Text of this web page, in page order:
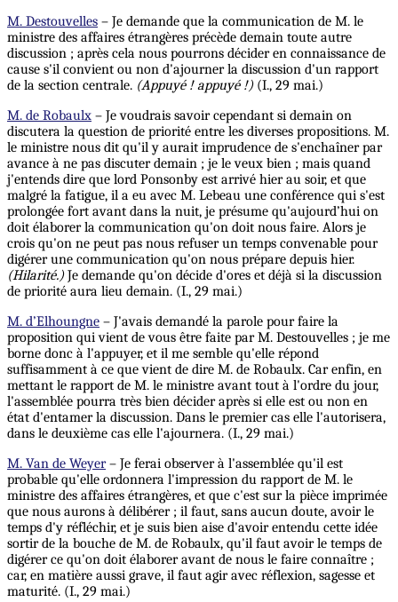
M. Destouvelles – Je demande que la communication de M. le
ministre des affaires étrangères précède demain toute autre
discussion ; après cela nous pourrons décider en connaissance de
cause s'il convient ou non d'ajourner la discussion d'un rapport
de la section centrale. (Appuyé ! appuyé !)(I., 29 mai.)
M. de Robaulx – Je voudrais savoir cependant si demain on
discutera la question de priorité entre les diverses propositions. M.
le ministre nous dit qu'il y aurait imprudence de s'enchaîner par
avance à ne pas discuter demain ; je le veux bien ; mais quand
j'entends dire que lord Ponsonby est arrivé hier au soir, et que
malgré la fatigue, il a eu avec M. Lebeau une conférence qui s'est
prolongée fort avant dans la nuit, je présume qu'aujourd’hui on
doit élaborer la communication qu'on doit nous faire. Alors je
crois qu'on ne peut pas nous refuser un temps convenable pour
digérer une communication qu'on nous prépare depuis hier.
(Hilarité.)Je demande qu'on décide d'ores et déjà si la discussion
de priorité aura lieu demain. (I., 29 mai.)
M. d’Elhoungne – J'avais demandé la parole pour faire la
proposition qui vient de vous être faite par M. Destouvelles ; je me
borne donc à l'appuyer, et il me semble qu'elle répond
suffisamment à ce que vient de dire M. de Robaulx. Carenfin, en
mettant le rapport de M. le ministre avant tout à l'ordre du jour,
l'assemblée pourra très bien décider après si elle est ou non en
état d'entamer la discussion. Dans le premier cas elle l'autorisera,
dans le deuxième cas elle l'ajournera. (I., 29 mai.)
M. Van de Weyer– Je ferai observer à l'assemblée qu'il est
probable qu'elle ordonnera l'impression du rapport de M. le
ministre des affaires étrangères, et que c'est sur la pièce imprimée
que nous aurons à délibérer ; il faut, sans aucun doute, avoir le
temps d'y réfléchir, et je suis bien aise d'avoir entendu cette idée
sortir de la bouche de M. de Robaulx, qu'il faut avoir le temps de
digérer ce qu'on doit élaborer avant de nous le faire connaître ;
car, en matière aussi grave, il faut agir avec réflexion, sagesse et
maturité. (I., 29 mai.)